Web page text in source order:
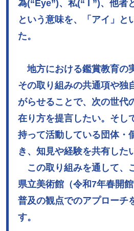
為(“Eye”)、私(“ I ”)、他者
という意味を、「アイ」と
た。
地方における鑑賞教育の
その取り組みの共通項や独
がらせることで、次の世代
在り方を提言したい。そし
持って活動している団体・
き、知見や経験を共有した
この取り組みを通して、
県立美術館（令和7年春開
普及の観点でのアプローチ
す。